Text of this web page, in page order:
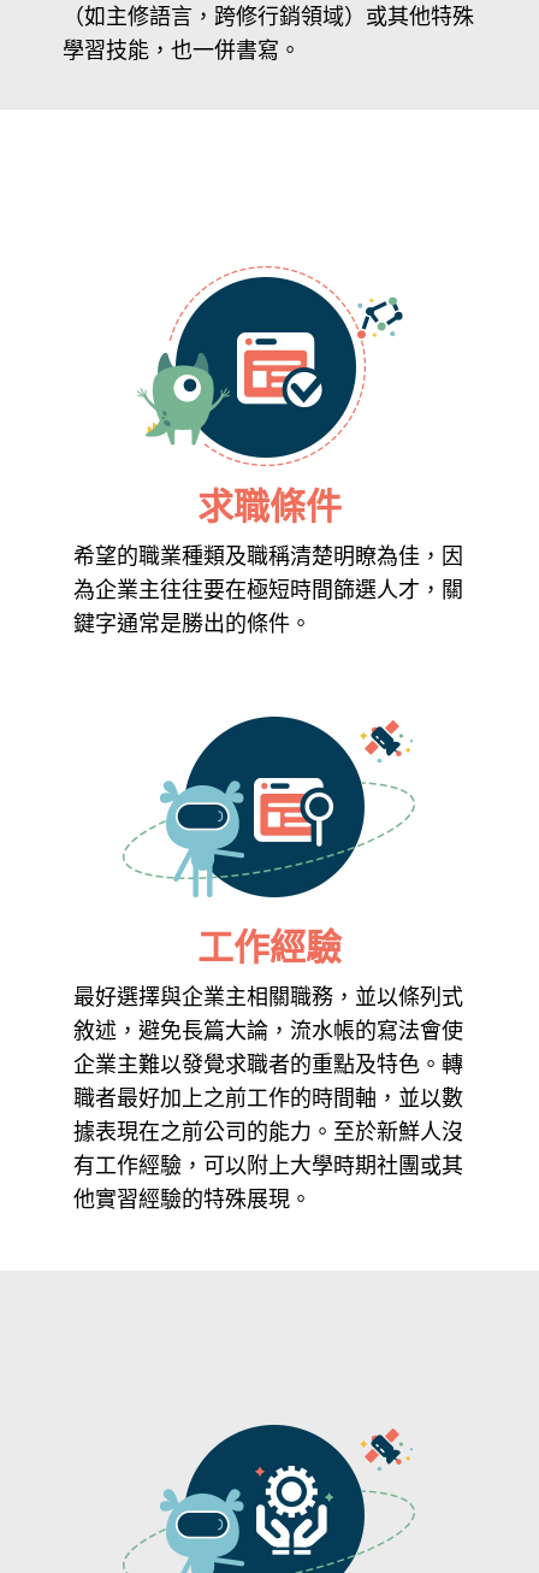
（如主修語言，跨修行銷領域）或其他特殊
學習技能，也一併書寫。
求職條件
希望的職業種類及職稱清楚明瞭為佳，因
為企業主往往要在極短時間篩選人才，關
鍵字通常是勝出的條件。
工作經驗
最好選擇與企業主相關職務，並以條列式
敘述，避免長篇大論，流水帳的寫法會使
企業主難以發覺求職者的重點及特色。轉
職者最好加上之前工作的時間軸，並以數
據表現在之前公司的能力。至於新鮮人沒
有工作經驗，可以附上大學時期社團或其
他實習經驗的特殊展現。